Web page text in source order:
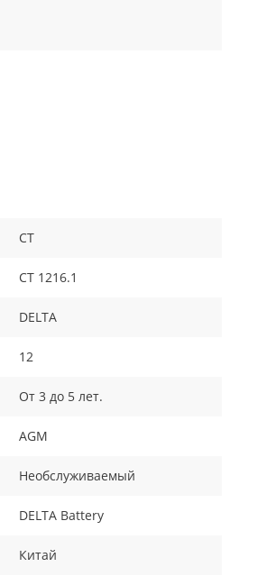
CT
СТ 1216.1
DELTA
12
От 3 до 5 лет.
AGM
Необслуживаемый
DELTA Battery
Китай